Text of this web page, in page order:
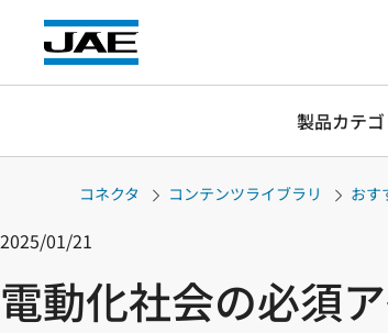
製品カテゴ
コネクタ コンテンツライブラリ おす
2025/01/21
電動化社会の必須